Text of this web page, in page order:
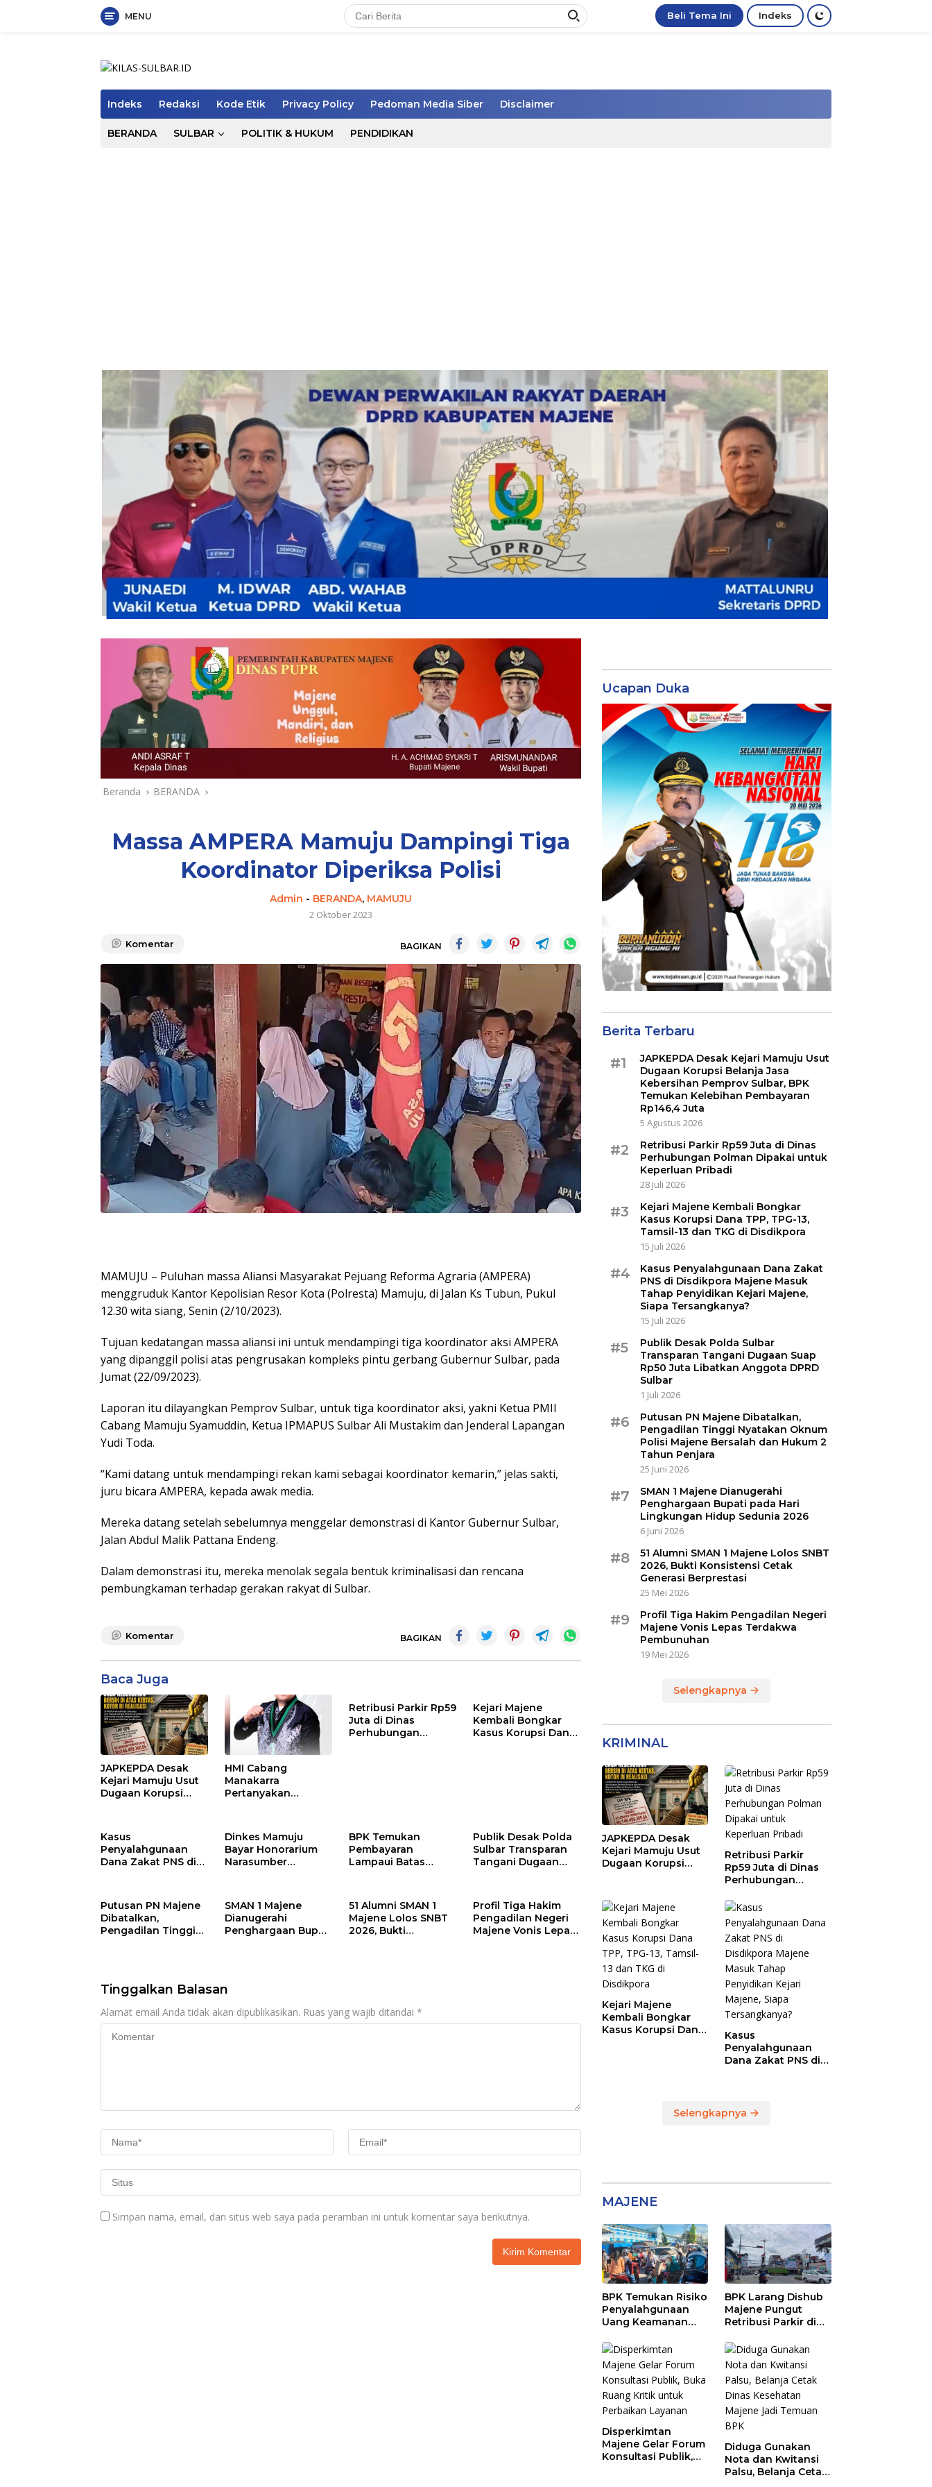
MENU Beli Tema Ini Indeks
Indeks Redaksi Kode Etik Privacy Policy Pedoman Media Siber Disclaimer
BERANDA SULBAR POLITIK & HUKUM PENDIDIKAN
Beranda BERANDA
Massa AMPERA Mamuju Dampingi Tiga
Koordinator Diperiksa Polisi
Admin - BERANDA, MAMUJU
2 Oktober 2023
Komentar BAGIKAN
MAMUJU – Puluhan massa Aliansi Masyarakat Pejuang Reforma Agraria (AMPERA)
menggruduk Kantor Kepolisian Resor Kota (Polresta) Mamuju, di Jalan Ks Tubun, Pukul
12.30 wita siang, Senin (2/10/2023).
Tujuan kedatangan massa aliansi ini untuk mendampingi tiga koordinator aksi AMPERA
yang dipanggil polisi atas pengrusakan kompleks pintu gerbang Gubernur Sulbar, pada
Jumat (22/09/2023).
Laporan itu dilayangkan Pemprov Sulbar, untuk tiga koordinator aksi, yakni Ketua PMII
Cabang Mamuju Syamuddin, Ketua IPMAPUS Sulbar Ali Mustakim dan Jenderal Lapangan
Yudi Toda.
“Kami datang untuk mendampingi rekan kami sebagai koordinator kemarin,” jelas sakti,
juru bicara AMPERA, kepada awak media.
Mereka datang setelah sebelumnya menggelar demonstrasi di Kantor Gubernur Sulbar,
Jalan Abdul Malik Pattana Endeng.
Dalam demonstrasi itu, mereka menolak segala bentuk kriminalisasi dan rencana
pembungkaman terhadap gerakan rakyat di Sulbar.
Komentar BAGIKAN
Baca Juga
JAPKEPDA Desak
Kejari Mamuju Usut
Dugaan Korupsi
Pemprov Sulbar, BPK
Temukan Kelebihan
Pembayaran Rp146,4
Juta
HMI Cabang
Manakarra
Pertanyakan
Mamuju
Retribusi Parkir Rp59
Juta di Dinas
Perhubungan
Kejari Majene
Kembali Bongkar
Kasus Korupsi Dana
Kasus
Penyalahgunaan
Dana Zakat PNS di
Penyidikan Kejari
Majene, Siapa
Tersangkanya?
Dinkes Mamuju
Bayar Honorarium
Narasumber
BPK Temukan
Pembayaran
Lampaui Batas
Pengadaan di
Sekretariat Daerah
Mamuju
Publik Desak Polda
Sulbar Transparan
Tangani Dugaan
DPRD Sulbar
Putusan PN Majene
Dibatalkan,
Pengadilan Tinggi
2 Tahun Penjara
SMAN 1 Majene
Dianugerahi
Penghargaan Bupati
51 Alumni SMAN 1
Majene Lolos SNBT
2026, Bukti
Profil Tiga Hakim
Pengadilan Negeri
Majene Vonis Lepas
Tinggalkan Balasan
Alamat email Anda tidak akan dipublikasikan. Ruas yang wajib ditandai *
Simpan nama, email, dan situs web saya pada peramban ini untuk komentar saya berikutnya.
Ucapan Duka
Berita Terbaru
#1
JAPKEPDA Desak Kejari Mamuju Usut
Dugaan Korupsi Belanja Jasa
Kebersihan Pemprov Sulbar, BPK
Temukan Kelebihan Pembayaran
Rp146,4 Juta
5 Agustus 2026
#2
Retribusi Parkir Rp59 Juta di Dinas
Perhubungan Polman Dipakai untuk
Keperluan Pribadi
28 Juli 2026
#3
Kejari Majene Kembali Bongkar
Kasus Korupsi Dana TPP, TPG-13,
Tamsil-13 dan TKG di Disdikpora
15 Juli 2026
#4
Kasus Penyalahgunaan Dana Zakat
PNS di Disdikpora Majene Masuk
Tahap Penyidikan Kejari Majene,
Siapa Tersangkanya?
15 Juli 2026
#5
Publik Desak Polda Sulbar
Transparan Tangani Dugaan Suap
Rp50 Juta Libatkan Anggota DPRD
Sulbar
1 Juli 2026
#6
Putusan PN Majene Dibatalkan,
Pengadilan Tinggi Nyatakan Oknum
Polisi Majene Bersalah dan Hukum 2
Tahun Penjara
25 Juni 2026
#7
SMAN 1 Majene Dianugerahi
Penghargaan Bupati pada Hari
Lingkungan Hidup Sedunia 2026
6 Juni 2026
#8
51 Alumni SMAN 1 Majene Lolos SNBT
2026, Bukti Konsistensi Cetak
Generasi Berprestasi
25 Mei 2026
#9
Profil Tiga Hakim Pengadilan Negeri
Majene Vonis Lepas Terdakwa
Pembunuhan
19 Mei 2026
Selengkapnya
KRIMINAL
JAPKEPDA Desak
Kejari Mamuju Usut
Dugaan Korupsi
Pemprov Sulbar,
BPK Temukan
Kelebihan
Pembayaran
Rp146,4 Juta
Retribusi Parkir
Rp59 Juta di Dinas
Perhubungan
untuk Keperluan
Pribadi
Kejari Majene
Kembali Bongkar
Kasus Korupsi Dana
Kasus
Penyalahgunaan
Dana Zakat PNS di
Majene, Siapa
Selengkapnya
MAJENE
BPK Temukan Risiko
Penyalahgunaan
Uang Keamanan
Sentral Majene
BPK Larang Dishub
Majene Pungut
Retribusi Parkir di
Disperkimtan
Majene Gelar Forum
Konsultasi Publik,
Diduga Gunakan
Nota dan Kwitansi
Palsu, Belanja Cetak